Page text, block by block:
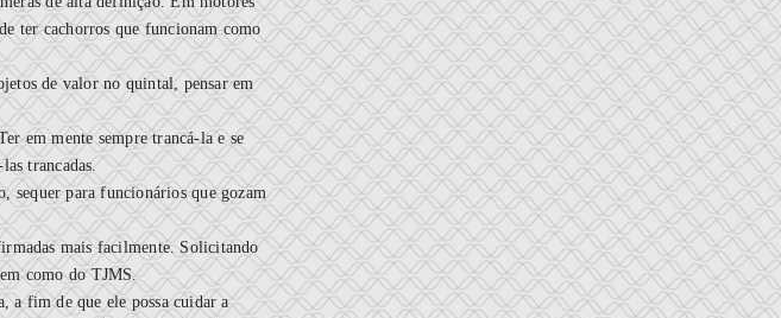
ter cachorros que funcionam como
de valor no quintal, pensar em
em mente sempre trancá-la e se
trancadas.
sequer para funcionários que gozam
mais facilmente. Solicitando
como do TJMS.
a fim de que ele possa cuidar a